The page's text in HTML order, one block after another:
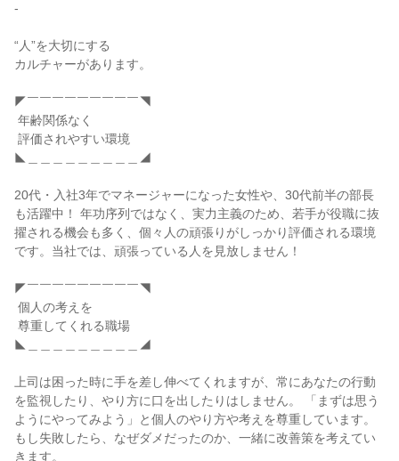
-
“人”を大切にする
カルチャーがあります。
◤￣￣￣￣￣￣￣￣￣◥
◣＿＿＿＿＿＿＿＿＿◢
20代・入社3年でマネージャーになった女性や、30代前半の部長
も活躍中！ 年功序列ではなく、実力主義のため、若手が役職に抜
擢される機会も多く、個々人の頑張りがしっかり評価される環境
です。当社では、頑張っている人を見放しません！
◤￣￣￣￣￣￣￣￣￣◥
◣＿＿＿＿＿＿＿＿＿◢
上司は困った時に手を差し伸べてくれますが、常にあなたの行動
を監視したり、やり方に口を出したりはしません。 「まずは思う
ようにやってみよう」と個人のやり方や考えを尊重しています。
もし失敗したら、なぜダメだったのか、一緒に改善策を考えてい
きます。